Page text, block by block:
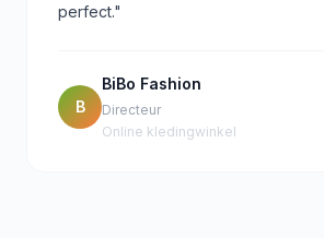
perfect."
B
BiBo Fashion
Directeur
Online kledingwinkel